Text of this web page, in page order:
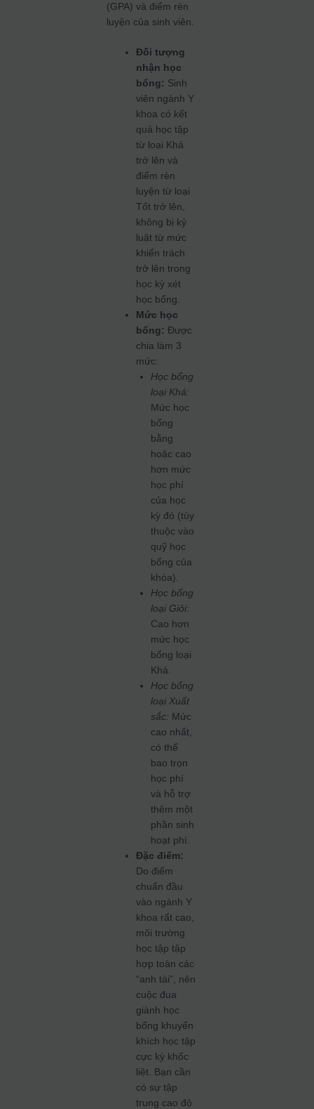
(GPA) và điểm rèn
luyện của sinh viên.
Đối tượng
nhận học
bổng: Sinh
viên ngành Y
khoa có kết
quả học tập
từ loại Khá
trở lên và
điểm rèn
luyện từ loại
Tốt trở lên,
không bị kỷ
luật từ mức
khiển trách
trở lên trong
học kỳ xét
học bổng.
Mức học
bổng: Được
chia làm 3
mức:
Học bổng
loại Khá:
Mức học
bổng
bằng
hoặc cao
hơn mức
học phí
của học
kỳ đó (tùy
thuộc vào
quỹ học
bổng của
khóa).
Học bổng
loại Giỏi:
Cao hơn
mức học
bổng loại
Khá.
Học bổng
loại Xuất
sắc: Mức
cao nhất,
có thể
bao trọn
học phí
và hỗ trợ
thêm một
phần sinh
hoạt phí.
Đặc điểm:
Do điểm
chuẩn đầu
vào ngành Y
khoa rất cao,
môi trường
học tập tập
hợp toàn các
“anh tài”, nên
cuộc đua
giành học
bổng khuyến
khích học tập
cực kỳ khốc
liệt. Bạn cần
có sự tập
trung cao độ